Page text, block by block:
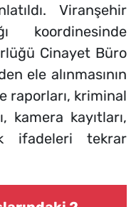
Viranşehir
koordinesinde
Cinayet Büro
ele alınmasının
raporları, kriminal
kamera kayıtları,
ifadeleri tekrar